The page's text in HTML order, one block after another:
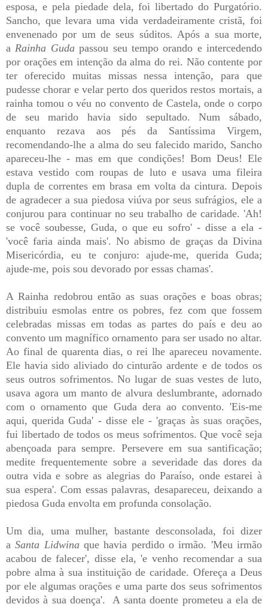
esposa, e pela piedade dela, foi libertado do Purgatório.
Sancho, que levara uma vida verdadeiramente cristã, foi
envenenado por um de seus súditos. Após a sua morte,
aRainha Gudapassou seu tempo orando e intercedendo
por orações em intenção da alma do rei. Não contente por
ter oferecido muitas missas nessa intenção, para que
pudesse chorar e velar perto dos queridos restos mortais, a
rainha tomou o véu no convento de Castela, onde o corpo
de seu marido havia sido sepultado. Num sábado,
enquanto rezava aos pés da Santíssima Virgem,
recomendando-lhe a alma do seu falecido marido, Sancho
apareceu-lhe - mas em que condições! Bom Deus! Ele
estava vestido com roupas de luto e usava uma fileira
dupla de correntes em brasa em volta da cintura. Depois
de agradecer a sua piedosa viúva por seus sufrágios, ele a
conjurou para continuar no seu trabalho de caridade. 'Ah!
se você soubesse, Guda, o que eu sofro' - disse a ela -
'você faria ainda mais'. No abismo de graças da Divina
Misericórdia, eu te conjuro: ajude-me, querida Guda;
ajude-me, pois sou devorado por essas chamas'.
A Rainha redobrou então as suas orações e boas obras;
distribuiu esmolas entre os pobres, fez com que fossem
celebradas missas em todas as partes do país e deu ao
convento um magnífico ornamento para ser usado no altar.
Ao final de quarenta dias, o rei lhe apareceu novamente.
Ele havia sido aliviado do cinturão ardente e de todos os
seus outros sofrimentos. No lugar de suas vestes de luto,
usava agora um manto de alvura deslumbrante, adornado
com o ornamento que Guda dera ao convento. 'Eis-me
aqui, querida Guda' - disse ele - 'graças às suas orações,
fui libertado de todos os meus sofrimentos. Que você seja
abençoada para sempre. Persevere em sua santificação;
medite frequentemente sobre a severidade das dores da
outra vida e sobre as alegrias do Paraíso, onde estarei à
sua espera'. Com essas palavras, desapareceu, deixando a
piedosa Guda envolta em profunda consolação.
Um dia, uma mulher, bastante desconsolada, foi dizer
aSanta Lidwinaque havia perdido o irmão. 'Meu irmão
acabou de falecer', disse ela, 'e venho recomendar a sua
pobre alma à sua instituição de caridade. Ofereça a Deus
por ele algumas orações e uma parte dos seus sofrimentos
devidos à sua doença'. A santa doente prometeu a ela de